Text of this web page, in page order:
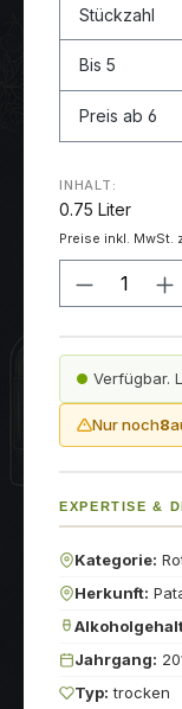
Stückzahl
Bis 5
Preis ab 6
INHALT:
0.75 Liter
Preise inkl. MwSt.
Produkt
Verfügbar.
Nur noch8
EXPERTISE &
Kategorie:
Herkunft:
Jahrgang:
Typ: trocken